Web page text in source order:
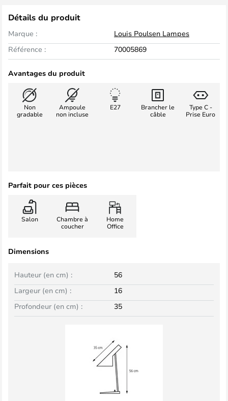
Détails du produit
Marque :
Louis Poulsen Lampes
Référence :
70005869
Avantages du produit
Non
gradable
Ampoule
non incluse
E27
Brancher le
câble
Type C -
Prise Euro
Parfait pour ces pièces
Salon
Chambre à
coucher
Home
Office
Dimensions
Largeur (en cm) : 16
Hauteur (en cm) : 56
Profondeur (en cm) : 35